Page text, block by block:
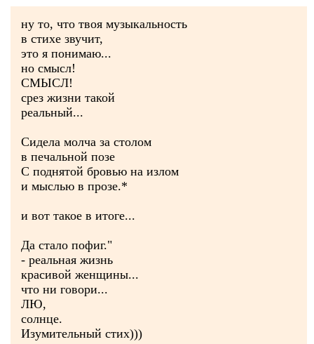
ну то, что твоя музыкальность
в стихе звучит,
это я понимаю...
но смысл!
СМЫСЛ!
срез жизни такой
реальный...
Сидела молча за столом
в печальной позе
С поднятой бровью на излом
и мыслью в прозе.*
и вот такое в итоге...
Да стало пофиг."
- реальная жизнь
красивой женщины...
что ни говори...
ЛЮ,
солнце.
Изумительный стих)))